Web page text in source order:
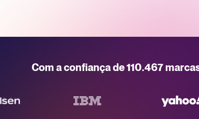
Com a confiança de 110.467